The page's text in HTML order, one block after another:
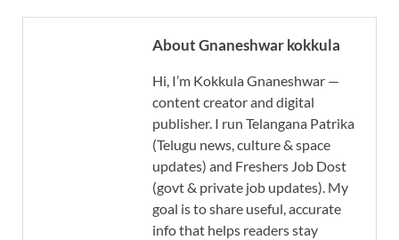
About Gnaneshwar kokkula
Hi, I’m Kokkula Gnaneshwar —
content creator and digital
publisher. I run Telangana Patrika
(Telugu news, culture & space
updates) and Freshers Job Dost
(govt & private job updates). My
goal is to share useful, accurate
info that helps readers stay